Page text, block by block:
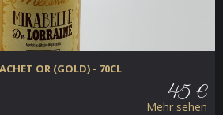
OR (GOLD) - 70CL
45 €
Mehr sehen